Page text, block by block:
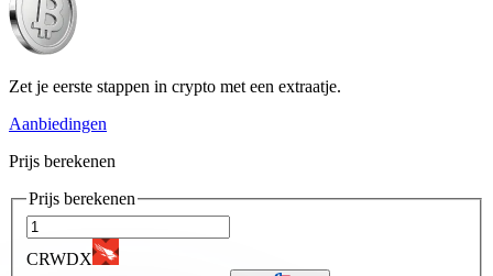
Zet je eerste stappen in crypto met een extraatje.
Aanbiedingen
Prijs berekenen
Prijs berekenen
CRWDX